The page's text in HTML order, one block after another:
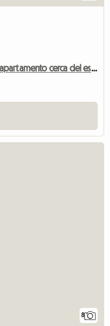
Habitación acogedora en un elegante apartamento cerca del estadio de los Yankees
8